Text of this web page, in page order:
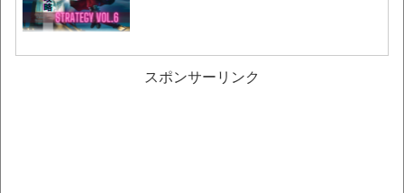
スポンサーリンク